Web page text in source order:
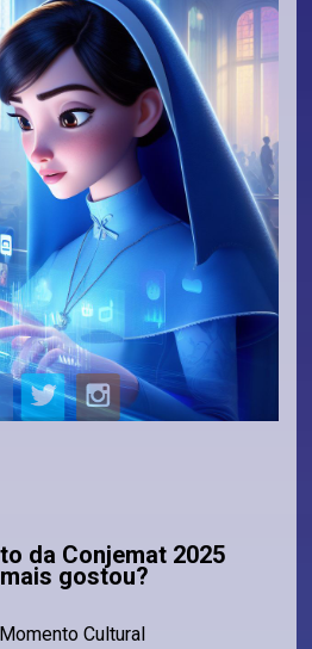
da Conjemat 2025
gostou?
Momento Cultural